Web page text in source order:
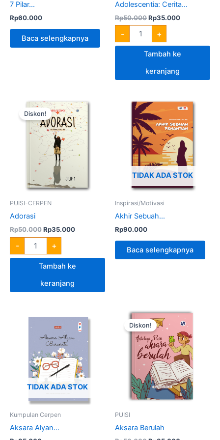
7 Pilar...
Rp60.000
Baca selengkapnya
Adolescentia: Cerita...
Rp50.000Rp35.000
- +
Tambah ke
keranjang
Diskon!
PUISI-CERPEN
Adorasi
Rp50.000
Harga
aslinya
adalah:
Rp50.000.
Rp35.000
Harga
saat
ini
adalah:
Rp35.000.
-
Kuantitas
Adorasi
+
Tambah ke
keranjang
TIDAK ADA STOK
Inspirasi/Motivasi
Akhir Sebuah...
Rp90.000
Baca selengkapnya
TIDAK ADA STOK
Kumpulan Cerpen
Aksara Alyan...
Diskon!
PUISI
Aksara Berulah
Harga
aslinya
adalah:
Rp50.000.
Harga
saat
ini
adalah:
Rp35.000.
Kuantitas
Aksara
Berulah